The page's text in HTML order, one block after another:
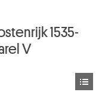
1535-
V